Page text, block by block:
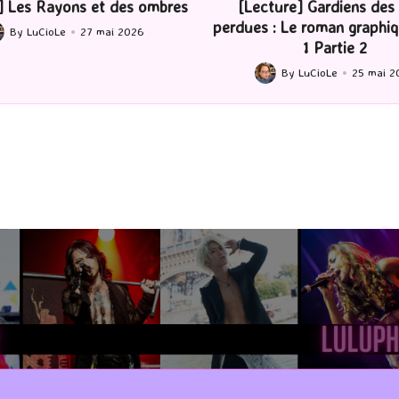
Gardiens des cités
: Le roman graphique Tome
[Série TV] The Madison :
by
By LuCioLe 22 mai